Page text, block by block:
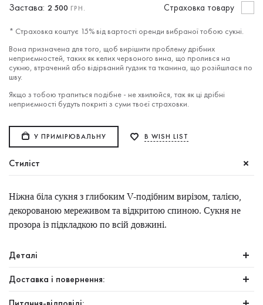
Застава: 2 500 ГРН. Cтраховка товару
* Страховка коштує 15% від вартості оренди вибраної тобою сукні.
Вона призначена для того, щоб вирішити проблему дрібних
неприємностей, таких як келих червоного вина, що пролився на
сукню, втрачений або відірваний гудзик та тканина, що розійшлася по
шву.
Якщо з тобою трапиться подібне - не хвилюйся, так як ці дрібні
неприємності будуть покриті з суми твоєї страховки.
У ПРИМІРЮВАЛЬНУ В WISH LIST
Стиліст
Ніжна біла сукня з глибоким V-подібним вирізом, талією,
декорованою мереживом та відкритою спиною. Сукня не
прозора із підкладкою по всій довжині.
Деталі
Доставка і повернення: